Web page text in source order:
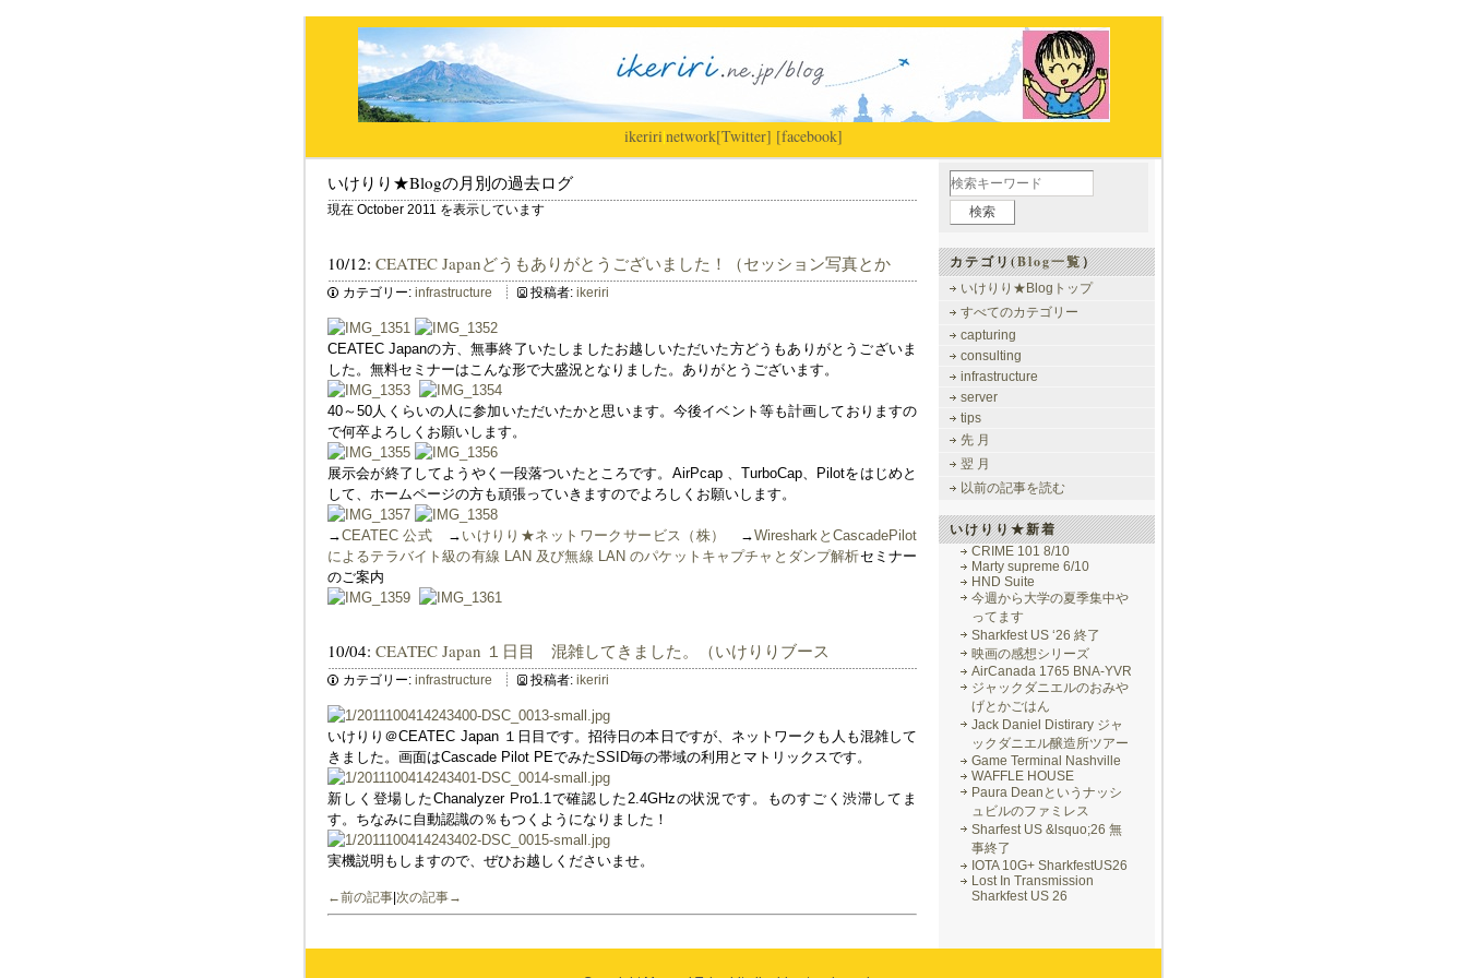
ikeriri|network[Twitter] [facebook]
いけりり★Blogの月別の過去ログ
現在 October 2011 を表示しています
10/12: CEATEC Japanどうもありがとうございました！（セッション写真とか
カテゴリー: infrastructure 投稿者: ikeriri
CEATEC Japanの方、無事終了いたしましたお越しいただいた方どうもありがとうございま
した。無料セミナーはこんな形で大盛況となりました。ありがとうございます。
40～50人くらいの人に参加いただいたかと思います。今後イベント等も計画しておりますの
で何卒よろしくお願いします。
展示会が終了してようやく一段落ついたところです。AirPcap 、TurboCap、Pilotをはじめと
して、ホームページの方も頑張っていきますのでよろしくお願いします。
→CEATEC 公式 → いけりり★ネットワークサービス（株） →WiresharkとCascadePilot
によるテラバイト級の有線 LAN 及び無線 LAN のパケットキャプチャとダンプ解析セミナー
のご案内
10/04: CEATEC Japan １日目 混雑してきました。（いけりりブース
カテゴリー: infrastructure 投稿者: ikeriri
いけりり＠CEATEC Japan １日目です。招待日の本日ですが、ネットワークも人も混雑して
きました。画面はCascade Pilot PEでみたSSID毎の帯域の利用とマトリックスです。
新しく登場したChanalyzer Pro1.1で確認した2.4GHzの状況です。ものすごく渋滞してま
す。ちなみに自動認識の％もつくようになりました！
実機説明もしますので、ぜひお越しくださいませ。
←前の記事 次の記事→
カテゴリ(Blog一覧）
いけりり★Blogトップ
すべてのカテゴリー
capturing
consulting
infrastructure
server
tips
先 月
翌 月
以前の記事を読む
いけりり★新着
CRIME 101 8/10
Marty supreme 6/10
HND Suite
今週から大学の夏季集中や
ってます
Sharkfest US ‘26 終了
映画の感想シリーズ
AirCanada 1765 BNA-YVR
ジャックダニエルのおみや
げとかごはん
Jack Daniel Distirary ジャ
ックダニエル醸造所ツアー
Game Terminal Nashville
WAFFLE HOUSE
Paura Deanというナッシ
ュビルのファミレス
Sharfest US &lsquo;26 無
事終了
IOTA 10G+ SharkfestUS26
Lost In Transmission
Sharkfest US 26